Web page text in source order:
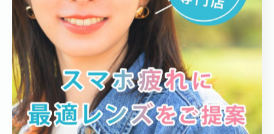
#豆乳メーカー
デスクワークを千葉で支援
デスクワーク